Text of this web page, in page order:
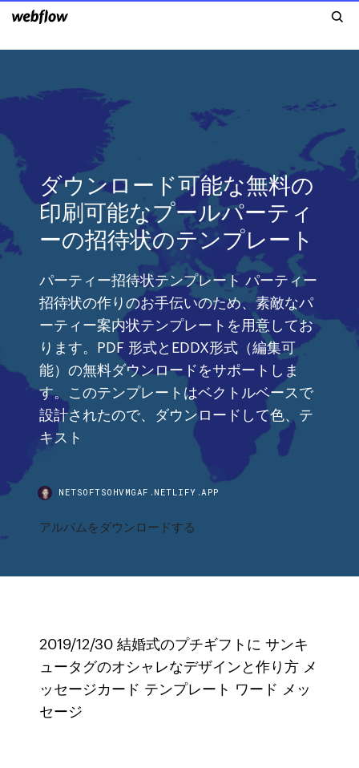
ダウンロード可能な無料の
印刷可能なプールパーティ
ーの招待状のテンプレート
パーティー招待状テンプレート パーティー
招待状の作りのお手伝いのため、素敵なパ
ーティー案内状テンプレートを用意してお
ります。PDF 形式とEDDX形式（編集可
能）の無料ダウンロードをサポートしま
す。このテンプレートはベクトルベースで
設計されたので、ダウンロードして色、テ
キスト
NETSOFTSOHVMGAF.NETLIFY.APP
アルバムをダウンロードする
2019/12/30 結婚式のプチギフトに サンキ
ュータグのオシャレなデザインと作り方 メ
ッセージカード テンプレート ワード メッ
セージ